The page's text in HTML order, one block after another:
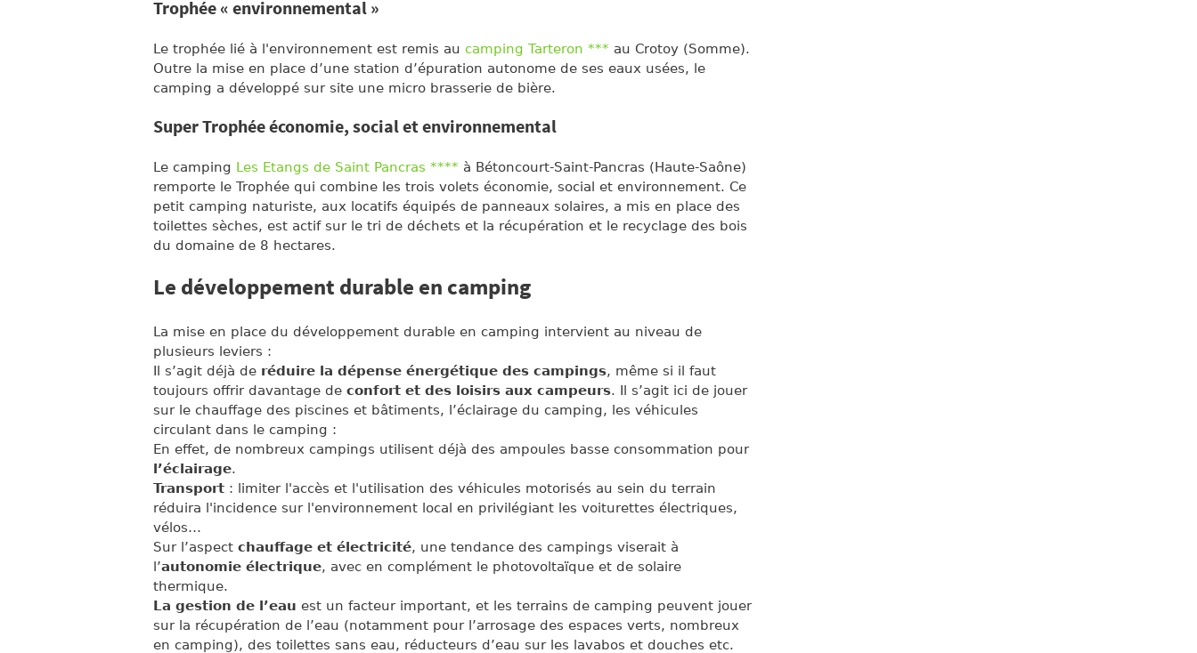
Trophée « environnemental »
Le trophée lié à l'environnement est remis au camping Tarteron *** au Crotoy (Somme).
Outre la mise en place d’une station d’épuration autonome de ses eaux usées, le
camping a développé sur site une micro brasserie de bière.
Super Trophée économie, social et environnemental
Le camping Les Etangs de Saint Pancras **** à Bétoncourt-Saint-Pancras (Haute-Saône)
remporte le Trophée qui combine les trois volets économie, social et environnement. Ce
petit camping naturiste, aux locatifs équipés de panneaux solaires, a mis en place des
toilettes sèches, est actif sur le tri de déchets et la récupération et le recyclage des bois
du domaine de 8 hectares.
Le développement durable en camping
La mise en place du développement durable en camping intervient au niveau de
plusieurs leviers :
Il s’agit déjà de réduire la dépense énergétique des campings, même si il faut
toujours offrir davantage de confort et des loisirs aux campeurs. Il s’agit ici de jouer
sur le chauffage des piscines et bâtiments, l’éclairage du camping, les véhicules
circulant dans le camping :
En effet, de nombreux campings utilisent déjà des ampoules basse consommation pour
l’éclairage.
Transport : limiter l'accès et l'utilisation des véhicules motorisés au sein du terrain
réduira l'incidence sur l'environnement local en privilégiant les voiturettes électriques,
vélos…
Sur l’aspect chauffage et électricité, une tendance des campings viserait à
l’autonomie électrique, avec en complément le photovoltaïque et de solaire
thermique.
La gestion de l’eau est un facteur important, et les terrains de camping peuvent jouer
sur la récupération de l’eau (notamment pour l’arrosage des espaces verts, nombreux
en camping), des toilettes sans eau, réducteurs d’eau sur les lavabos et douches etc.